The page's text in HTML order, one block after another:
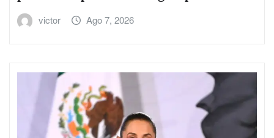
victor Ago 7, 2026